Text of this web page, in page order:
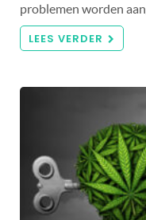
problemen worden
LEES VERDER